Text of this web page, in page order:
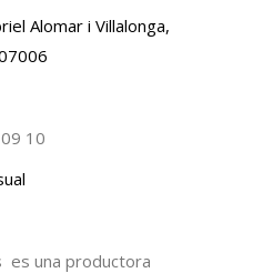
Alomar i Villalonga,
10
es una productora